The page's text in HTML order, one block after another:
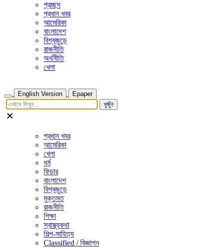
প্রচ্ছদ
প্রধান খবর
আমেরিকা
বাংলাদেশ
বিশ্বজুড়ে
রাজনীতি
অর্থনীতি
খেলা
English Version
Epaper
খুজুঁন
প্রধান খবর
আমেরিকা
খেলা
ধর্ম
ফিচার
বাংলাদেশ
বিশ্বজুড়ে
মুক্তমত
রাজনীতি
শিক্ষা
স্বাস্থ্যকথা
শিল্প-সাহিত্য
Classified / বিজ্ঞাপন